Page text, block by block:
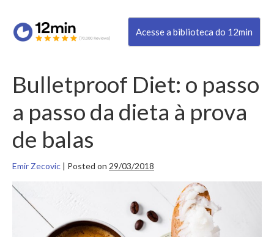
Acesse a biblioteca do 12min
Bulletproof Diet: o passo
a passo da dieta à prova
de balas
Emir Zecovic | Posted on 29/03/2018